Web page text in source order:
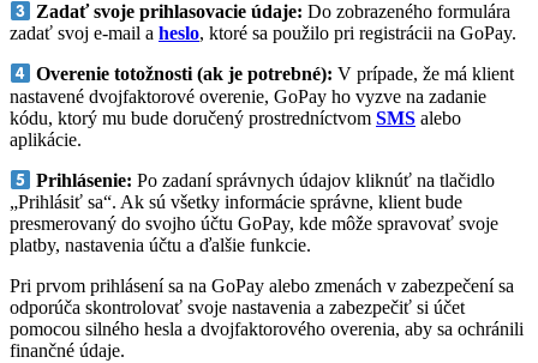
Zadať svoje prihlasovacie údaje: Do zobrazeného formulára
zadať svoj e-mail a heslo, ktoré sa použilo pri registrácii na GoPay.
Overenie totožnosti (ak je potrebné): V prípade, že má klient
nastavené dvojfaktorové overenie, GoPay ho vyzve na zadanie
kódu, ktorý mu bude doručený prostredníctvom SMS alebo
aplikácie.
Prihlásenie: Po zadaní správnych údajov kliknúť na tlačidlo
„Prihlásiť sa“. Ak sú všetky informácie správne, klient bude
presmerovaný do svojho účtu GoPay, kde môže spravovať svoje
platby, nastavenia účtu a ďalšie funkcie.
Pri prvom prihlásení sa na GoPay alebo zmenách v zabezpečení sa
odporúča skontrolovať svoje nastavenia a zabezpečiť si účet
pomocou silného hesla a dvojfaktorového overenia, aby sa ochránili
finančné údaje.